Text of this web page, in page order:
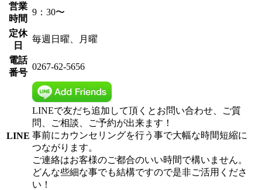
営業
時間
9：30〜
定休
日
毎週日曜、月曜
電話
番号
0267-62-5656
LINE
LINEで友だち追加して頂くとお問い合わせ、ご質
問、ご相談、ご予約が出来ます！
事前にカウンセリングを行う事で大幅な時間短縮に
つながります。
ご連絡はお客様のご都合のいい時間で構いません。
どんな些細な事でも結構ですので是非ご活用くださ
い！